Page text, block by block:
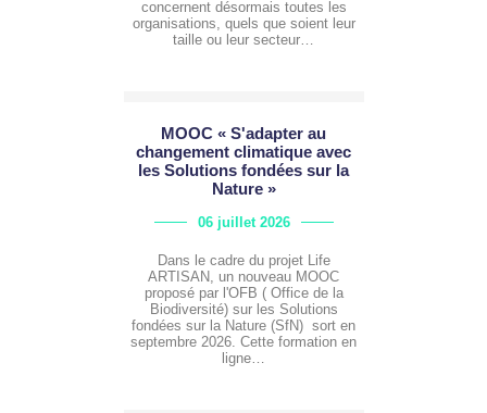
concernent désormais toutes les
organisations, quels que soient leur
taille ou leur secteur…
MOOC « S'adapter au
changement climatique avec
les Solutions fondées sur la
Nature »
06 juillet 2026
Dans le cadre du projet Life
ARTISAN, un nouveau MOOC
proposé par l'OFB ( Office de la
Biodiversité) sur les Solutions
fondées sur la Nature (SfN) sort en
septembre 2026. Cette formation en
ligne…